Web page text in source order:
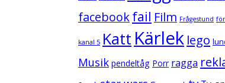
facebookfail Film Frågestund
kanal 5 Katt Kärlek lego
Musik pendeltåg Porr ragga